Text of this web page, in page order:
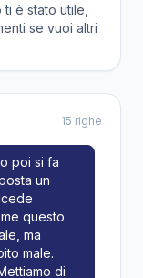
è stato utile,
se vuoi altri
15 righe
poi si fa
un
questo
ma
male.
di